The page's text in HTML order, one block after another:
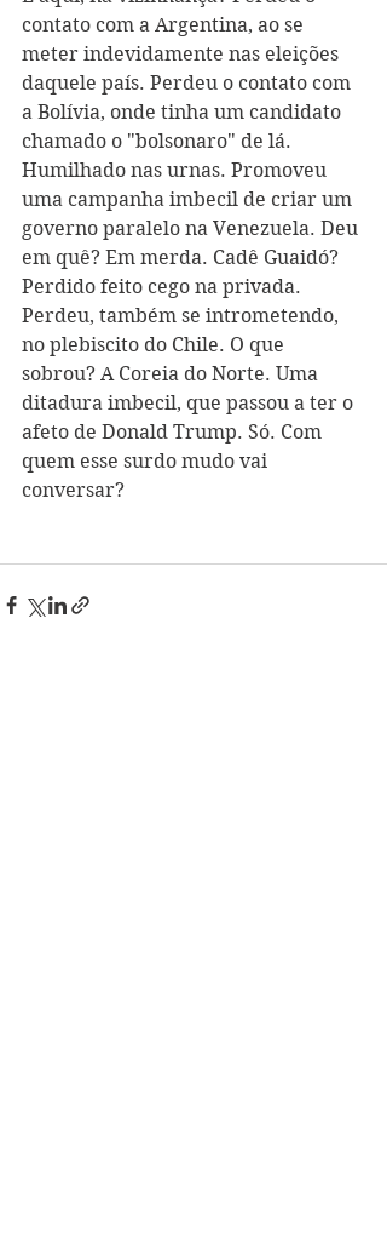
contato com a Argentina, ao se
meter indevidamente nas eleições
daquele país. Perdeu o contato com
a Bolívia, onde tinha um candidato
chamado o "bolsonaro" de lá.
Humilhado nas urnas. Promoveu
uma campanha imbecil de criar um
governo paralelo na Venezuela. Deu
em quê? Em merda. Cadê Guaidó?
Perdido feito cego na privada.
Perdeu, também se intrometendo,
no plebiscito do Chile. O que
sobrou? A Coreia do Norte. Uma
ditadura imbecil, que passou a ter o
afeto de Donald Trump. Só. Com
quem esse surdo mudo vai
conversar?